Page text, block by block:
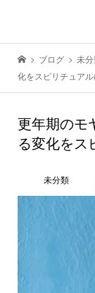
ブログ 未
化をスピリチュアル
更年期のモ
る変化をス
未分類